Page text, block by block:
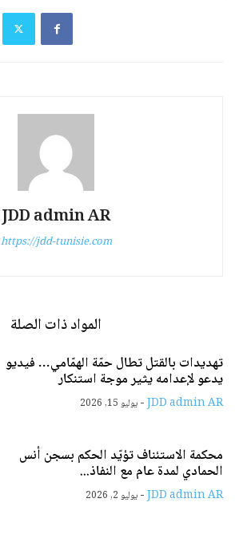
JDD admin AR
https://jdd-tunisie.com
المواد ذات الصلة
تهديدات بالقتل تطال حمّة الهمّامي… فيديو
يدعو لإعدامه يثير موجة استنكار
JDD admin AR
-يوليو 15, 2026
محكمة الاستئناف تؤيّد الحكم بسجن أنس
الحمادي لمدة عام مع النفاذ...
JDD admin AR
-يوليو 2, 2026